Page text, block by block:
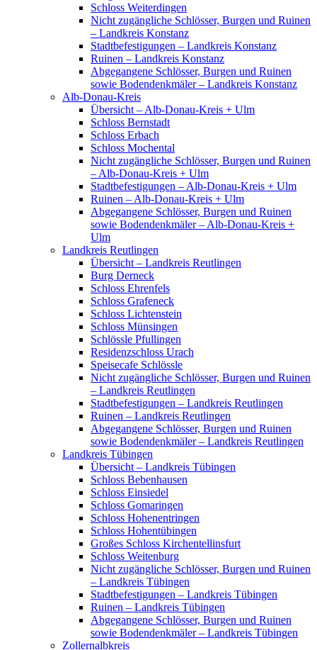
Schloss Weiterdingen
Nicht zugängliche Schlösser, Burgen und Ruinen
– Landkreis Konstanz
Stadtbefestigungen – Landkreis Konstanz
Ruinen – Landkreis Konstanz
Abgegangene Schlösser, Burgen und Ruinen
sowie Bodendenkmäler – Landkreis Konstanz
Alb-Donau-Kreis
Übersicht – Alb-Donau-Kreis + Ulm
Schloss Bernstadt
Schloss Erbach
Schloss Mochental
Nicht zugängliche Schlösser, Burgen und Ruinen
– Alb-Donau-Kreis + Ulm
Stadtbefestigungen – Alb-Donau-Kreis + Ulm
Ruinen – Alb-Donau-Kreis + Ulm
Abgegangene Schlösser, Burgen und Ruinen
sowie Bodendenkmäler – Alb-Donau-Kreis +
Ulm
Landkreis Reutlingen
Übersicht – Landkreis Reutlingen
Burg Derneck
Schloss Ehrenfels
Schloss Grafeneck
Schloss Lichtenstein
Schloss Münsingen
Schlössle Pfullingen
Residenzschloss Urach
Speisecafe Schlössle
Nicht zugängliche Schlösser, Burgen und Ruinen
– Landkreis Reutlingen
Stadtbefestigungen – Landkreis Reutlingen
Ruinen – Landkreis Reutlingen
Abgegangene Schlösser, Burgen und Ruinen
sowie Bodendenkmäler – Landkreis Reutlingen
Landkreis Tübingen
Übersicht – Landkreis Tübingen
Schloss Bebenhausen
Schloss Einsiedel
Schloss Gomaringen
Schloss Hohenentringen
Schloss Hohentübingen
Großes Schloss Kirchentellinsfurt
Schloss Weitenburg
Nicht zugängliche Schlösser, Burgen und Ruinen
– Landkreis Tübingen
Stadtbefestigungen – Landkreis Tübingen
Ruinen – Landkreis Tübingen
Abgegangene Schlösser, Burgen und Ruinen
sowie Bodendenkmäler – Landkreis Tübingen
Zollernalbkreis